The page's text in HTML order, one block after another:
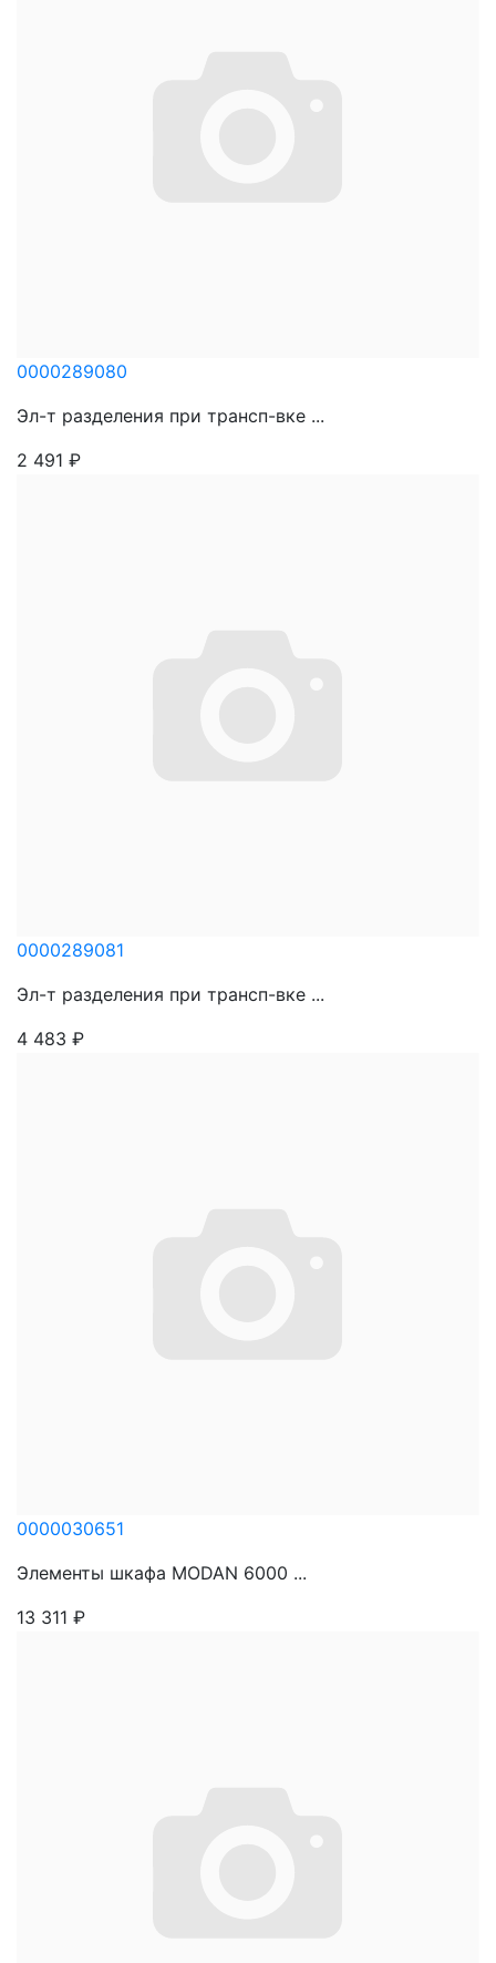
0000289080
Эл-т разделения при трансп-вке ...
2 491 ₽
0000289081
Эл-т разделения при трансп-вке ...
4 483 ₽
0000030651
Элементы шкафа MODAN 6000 ...
13 311 ₽